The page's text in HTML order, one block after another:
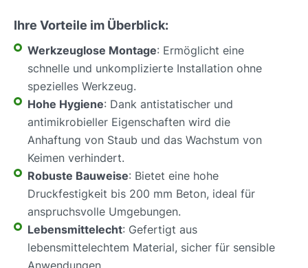
Ihre Vorteile im Überblick:
Werkzeuglose Montage: Ermöglicht eine
schnelle und unkomplizierte Installation ohne
spezielles Werkzeug.
Hohe Hygiene: Dank antistatischer und
antimikrobieller Eigenschaften wird die
Anhaftung von Staub und das Wachstum von
Keimen verhindert.
Robuste Bauweise: Bietet eine hohe
Druckfestigkeit bis 200 mm Beton, ideal für
anspruchsvolle Umgebungen.
Lebensmittelecht: Gefertigt aus
lebensmittelechtem Material, sicher für sensible
Anwendungen.